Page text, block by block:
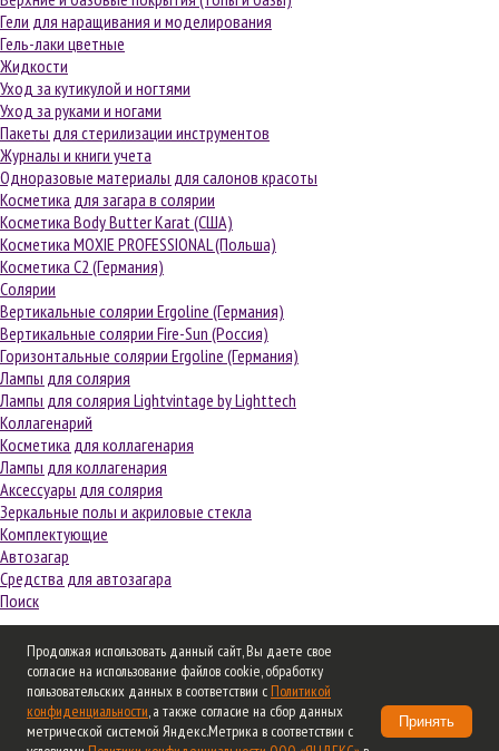
Продолжая использовать данный сайт, Вы даете свое
согласие на использование файлов cookie, обработку
пользовательских данных в соответствии с Политикой
конфиденциальности, а также согласие на сбор данных
метрической системой Яндекс.Метрика в соответствии с
Принять
Гели для наращивания и моделирования
Гель-лаки цветные
Жидкости
Уход за кутикулой и ногтями
Уход за руками и ногами
Пакеты для стерилизации инструментов
Журналы и книги учета
Одноразовые материалы для салонов красоты
Косметика для загара в солярии
Косметика Body Butter Karat (США)
Косметика MOXIE PROFESSIONAL (Польша)
Косметика С2 (Германия)
Солярии
Вертикальные солярии Ergoline (Германия)
Вертикальные солярии Fire-Sun (Россия)
Горизонтальные солярии Ergoline (Германия)
Лампы для солярия
Лампы для солярия Lightvintage by Lighttech
Коллагенарий
Косметика для коллагенария
Лампы для коллагенария
Аксессуары для солярия
Зеркальные полы и акриловые стекла
Комплектующие
Автозагар
Средства для автозагара
Поиск
Часы работы:
Понедельник-четверг: с 9:30 до 18:30, пятница: с 9:30 до 18:00
Суббота и воскресенье – выходные
Звоните: +7 (495) 661-40-87, 109-57-16, +7 (926) 919-57-16